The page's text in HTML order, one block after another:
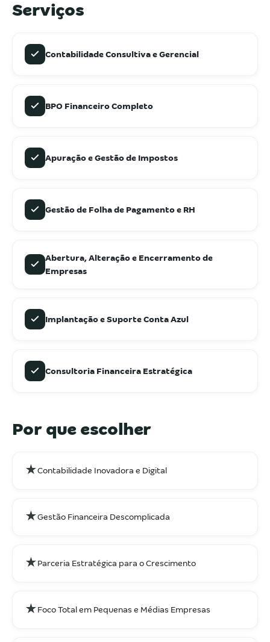
Serviços
Contabilidade Consultiva e Gerencial
BPO Financeiro Completo
Apuração e Gestão de Impostos
Gestão de Folha de Pagamento e RH
Abertura, Alteração e Encerramento de
Empresas
Implantação e Suporte Conta Azul
Consultoria Financeira Estratégica
Por que escolher
★Contabilidade Inovadora e Digital
★Gestão Financeira Descomplicada
★Parceria Estratégica para o Crescimento
★Foco Total em Pequenas e Médias Empresas